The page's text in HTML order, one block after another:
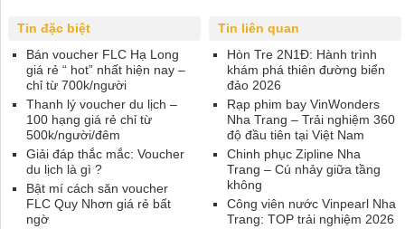
Tin liên quan
Hòn Tre 2N1Đ: Hành trình
khám phá thiên đường biển
đảo 2026
Rạp phim bay VinWonders
Nha Trang – Trải nghiệm 360
độ đầu tiên tại Việt Nam
Chinh phục Zipline Nha
Trang – Cú nhảy giữa tầng
không
Công viên nước Vinpearl Nha
Trang: TOP trải nghiệm 2026
Tin đặc biệt
Bán voucher FLC Hạ Long
giá rẻ “ hot” nhất hiện nay –
chỉ từ 700k/người
Thanh lý voucher du lịch –
100 hạng giá rẻ chỉ từ
500k/người/đêm
Giải đáp thắc mắc: Voucher
du lịch là gì ?
Bật mí cách săn voucher
FLC Quy Nhơn giá rẻ bất
ngờ